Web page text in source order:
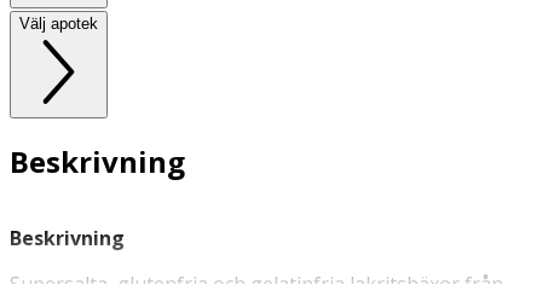
Välj apotek
Beskrivning
Beskrivning